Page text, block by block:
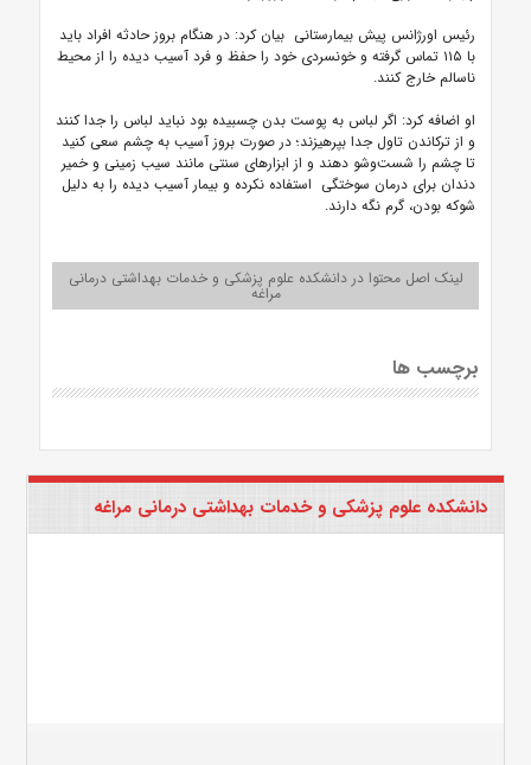
رئیس اورژانس پیش بیمارستانی بیان کرد: در هنگام بروز حادثه افراد باید
با ۱۱۵ تماس گرفته و خونسردی خود را حفظ و فرد آسیب دیده را از محیط
ناسالم خارج کنند.
او اضافه کرد: اگر لباس به پوست بدن چسبیده بود نباید لباس را جدا کنند
و از ترکاندن تاول جدا بپرهیزند؛ در صورت بروز آسیب به چشم سعی کنید
تا چشم را شست‌وشو دهند و از ابزار‌های سنتی مانند سیب زمینی و خمیر
دندان برای درمان سوختگی استفاده نکرده و بیمار آسیب دیده را به دلیل
شوکه بودن، گرم نگه دارند.
لینک اصل محتوا در دانشکده علوم پزشکی و خدمات بهداشتی درمانی
مراغه
برچسب ها
دانشکده علوم پزشکی و خدمات بهداشتی درمانی مراغه